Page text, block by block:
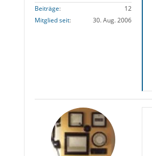
Beiträge
12
Mitglied seit
30. Aug. 2006